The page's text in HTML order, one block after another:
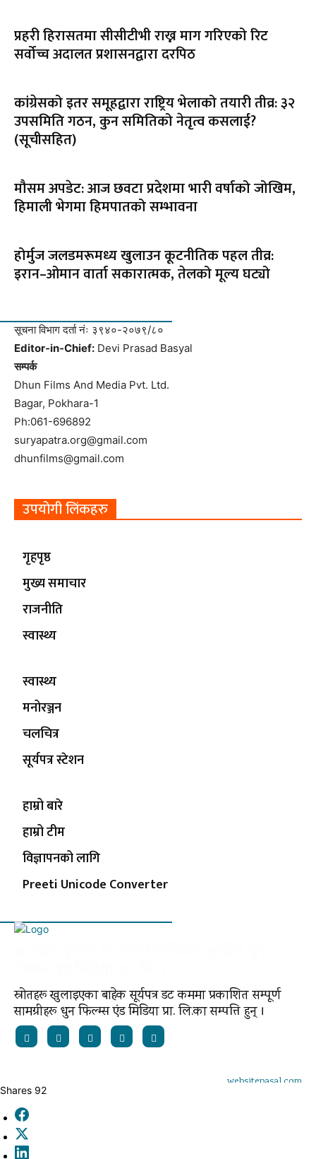
प्रहरी हिरासतमा सीसीटीभी राख्न माग गरिएको रिट
सर्वोच्च अदालत प्रशासनद्वारा दरपिठ
कांग्रेसको इतर समूहद्वारा राष्ट्रिय भेलाको तयारी तीव्र: ३२
उपसमिति गठन, कुन समितिको नेतृत्व कसलाई?
(सूचीसहित)
मौसम अपडेट: आज छवटा प्रदेशमा भारी वर्षाको जोखिम,
हिमाली भेगमा हिमपातको सम्भावना
होर्मुज जलडमरूमध्य खुलाउन कूटनीतिक पहल तीव्र:
इरान–ओमान वार्ता सकारात्मक, तेलको मूल्य घट्यो
सूचना विभाग दर्ता नंः ३९४०-२०७९/८०
Editor-in-Chief: Devi Prasad Basyal
सम्पर्क
Dhun Films And Media Pvt. Ltd.
Bagar, Pokhara-1
Ph:061-696892
suryapatra.org@gmail.com
dhunfilms@gmail.com
उपयोगी लिंकहरु
गृहपृष्ठ
मुख्य समाचार
राजनीति
स्वास्थ्य
स्वास्थ्य
मनोरञ्जन
चलचित्र
सूर्यपत्र स्टेशन
हाम्रो बारे
हाम्रो टीम
विज्ञापनको लागि
Preeti Unicode Converter
स्रोतहरू खुलाइएका बाहेक सूर्यपत्र डट कममा प्रकाशित सम्पूर्ण
सामग्रीहरू धुन फिल्म्स एंड मिडिया प्रा. लि.का सम्पत्ति हुन् ।
websitepasal.com
Shares 92
Facebook